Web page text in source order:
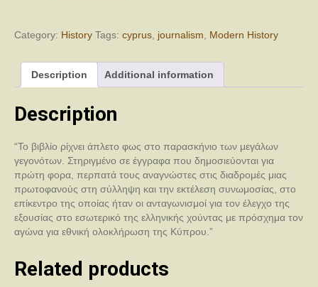
δολοφονία
Category: History Tags: cyprus journalism Modern History
Description Additional information
Description
“Το βιβλίο ρίχνει άπλετο φως στο παρασκήνιο των μεγάλων
γεγονότων. Στηριγμένο σε έγγραφα που δημοσιεύονται για
πρώτη φορα, περπατά τους αναγνώστες στις διαδρομές μιας
πρωτοφανούς στη σύλληψη και την εκτέλεση συνωμοσίας, στο
επίκεντρο της οποίας ήταν οι ανταγωνισμοί για τον έλεγχο της
εξουσίας στο εσωτερικό της ελληνικής χούντας με πρόσχημα τον
αγώνα για εθνική ολοκλήρωση της Κύπρου.”
Related products